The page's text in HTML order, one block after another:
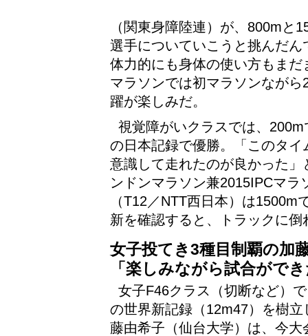
（関東身障陸連）が、800mと
選手についていこうと挑んだ
体力的にも身体の使い方もま
マラソンでは初マラソンなが
躍が楽しみだ。
視覚障がいクラスでは、
の日本記録で優勝。「このタ
意識して走れたのが良かった
ンドンマラソン兼2015IPCマ
（T12／NTT西日本）は
新を確認すると、トラックに
女子投てき3種目制覇の加
「楽しみながら試合がで
女子F46クラス（切断など）
の世界新記録（12m47）を樹立
藤由希子（仙台大学）は、今大